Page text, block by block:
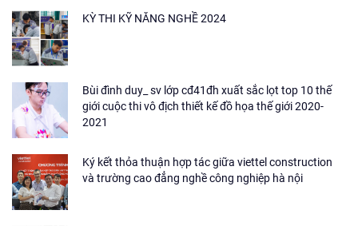
KỲ THI KỸ NĂNG NGHỀ 2024
Bùi đình duy_ sv lớp cđ41đh xuất sắc lọt top 10 thế
giới cuộc thi vô địch thiết kế đồ họa thế giới 2020-
2021
Ký kết thỏa thuận hợp tác giữa viettel construction
và trường cao đẳng nghề công nghiệp hà nội